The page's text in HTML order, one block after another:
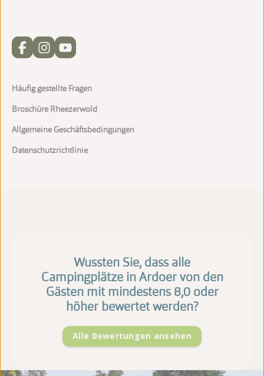
Häufig gestellte Fragen
Broschüre Rheezerwold
Allgemeine Geschäftsbedingungen
Datenschutzrichtlinie
Wussten Sie, dass alle
Campingplätze in Ardoer von den
Gästen mit mindestens 8,0 oder
höher bewertet werden?
Alle Bewertungen ansehen